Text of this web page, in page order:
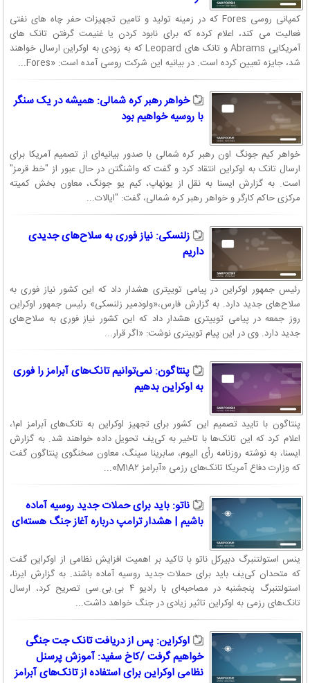
کمپانی روسی Fores که در زمینه تولید و تامین تجهیزات حفر چاه های نفتی
فعالیت می کند، اعلام کرده که برای نابود کردن یا غنیمت گرفتن تانک های
آمریکایی Abrams و تانک های Leopard که به زودی به اوکراین ارسال خواهند
شد، جایزه تعیین کرده است. در بیانیه این شرکت روسی آمده است: «Fores...
خواهر رهبر کره شمالی: همیشه در یک سنگر
با روسیه خواهیم بود
خواهر کیم جونگ اون رهبر کره شمالی با صدور بیانیه‌ای از تصمیم آمریکا برای
ارسال تانک به اوکراین انتقاد کرد و گفت که واشنگتن در حال عبور از "خط قرمز"
است. به گزارش ایسنا به نقل از یونهاپ، کیم یو جونگ، معاون بخش کمیته
مرکزی حاکم کارگر و خواهر رهبر کره شمالی، گفت: "ایالات...
زلنسکی: نیاز فوری به سلاح‌های جدیدی
داریم
رئیس جمهور اوکراین در پیامی توییتری هشدار داد که این کشور نیاز فوری به
سلاح‌های جدید دارد. به گزارش فارس،«ولودمیر زلنسکی»‌ رئیس جمهور اوکراین
روز جمعه در پیامی توییتری هشدار داد که این کشور نیاز فوری به سلاح‌های
جدید دارد. وی در این پیام توییتری نوشت: «اگر قرار...
پنتاگون: نمی‌توانیم تانک‌های آبرامز را فوری
به اوکراین بدهیم
پنتاگون با تایید تصمیم این کشور برای تجهیز اوکراین به تانک‌های آبرامز ام۱،
اعلام کرد که این تانک‌ها با تاخیر به کی‌یف تحویل داده خواهند شد. به گزارش
ایسنا، به نوشته روزنامه رأی الیوم، سابرینا سینگ، معاون سخنگوی پنتاگون گفت
که وزارت دفاع آمریکا تانک‌های رزمی «آبرامز M۱A۲»...
ناتو: باید برای حملات جدید روسیه آماده
باشیم | هشدار ترامپ درباره آغاز جنگ هسته‌ای
ینس استولتنبرگ دبیرکل ناتو با تاکید بر اهمیت افزایش نظامی از اوکراین گفت
که متحدان کی‌یف باید برای حملات جدید روسیه آماده باشند. به گزارش ایرنا،
استولتنبرگ پنجشنبه در مصاحبه‌ای با رادیو ۴ بی.بی.سی تصریح کرد، ارسال
تانک‌های رزمی به اوکراین تاثیر زیادی در جنگ خواهد داشت...
اوکراین: پس از دریافت تانک جت جنگی
خواهیم گرفت /کاخ سفید: آموزش پرسنل
نظامی اوکراین برای استفاده از تانک‌های آبرامز